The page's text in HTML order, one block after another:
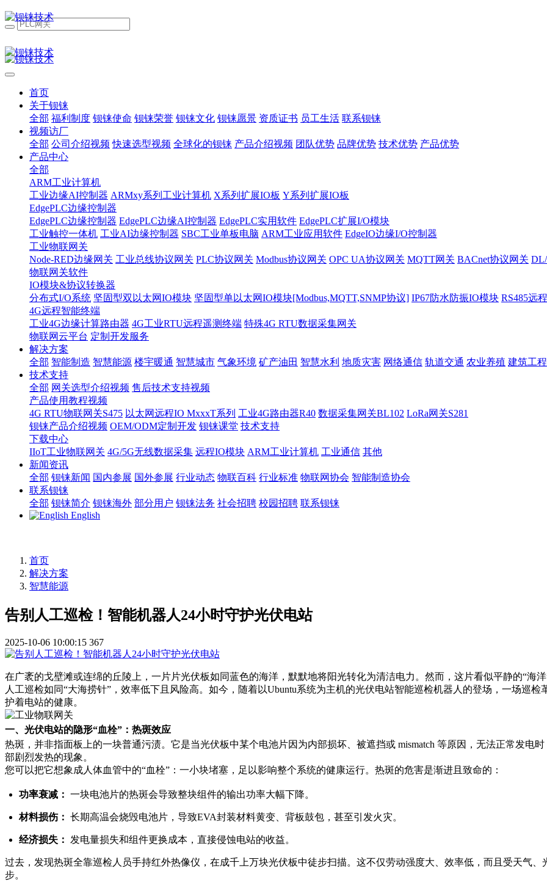
首页
关于钡铼
全部 福利制度 钡铼使命 钡铼荣誉 钡铼文化 钡铼愿景 资质证书 员工生活 联系钡铼
视频访厂
全部 公司介绍视频 快速选型视频 全球化的钡铼 产品介绍视频 团队优势 品牌优势 技术优势 产品优势
产品中心
全部
ARM工业计算机
工业边缘AI控制器 ARMxy系列工业计算机 X系列扩展IO板 Y系列扩展IO板
EdgePLC边缘控制器
EdgePLC边缘控制器 EdgePLC边缘AI控制器 EdgePLC实用软件 EdgePLC扩展I/O模块
工业触控一体机 工业AI边缘控制器 SBC工业单板电脑 ARM工业应用软件 EdgeIO边缘I/O控制器
工业物联网关
Node-RED边缘网关 工业总线协议网关 PLC协议网关 Modbus协议网关 OPC UA协议网关 MQTT网关 BACnet协议网关
物联网关软件
IO模块&协议转换器
分布式I/O系统 坚固型双以太网IO模块 坚固型单以太网IO模块[Modbus,MQTT,SNMP协议] IP67防水防振IO模块 RS485远
4G远程智能终端
工业4G边缘计算路由器 4G工业RTU远程遥测终端 特殊4G RTU数据采集网关
物联网云平台 定制开发服务
解决方案
全部 智能制造 智慧能源 楼宇暖通 智慧城市 气象环境 矿产油田 智慧水利 地质灾害 网络通信 轨道交通 农业养殖 建筑工程
技术支持
全部 网关选型介绍视频 售后技术支持视频
产品使用教程视频
4G RTU物联网关S475 以太网远程IO MxxxT系列 工业4G路由器R40 数据采集网关BL102 LoRa网关S281
钡铼产品介绍视频 OEM/ODM定制开发 钡铼课堂 技术支持
下载中心
IIoT工业物联网关 4G/5G无线数据采集 远程IO模块 ARM工业计算机 工业通信 其他
新闻资讯
全部 钡铼新闻 国内参展 国外参展 行业动态 物联百科 行业标准 物联网协会 智能制造协会
联系钡铼
全部 钡铼简介 钡铼海外 部分用户 钡铼法务 社会招聘 校园招聘 联系钡铼
English
首页
解决方案
智慧能源
告别人工巡检！智能机器人24小时守护光伏电站
2025-10-06 10:00:15 367
在广袤的戈壁滩或连绵的丘陵上，一片片光伏板如同蓝色的海洋，默默地将阳光转化为清洁电力。然而，这片看似平静的“
人工巡检如同“大海捞针”，效率低下且风险高。如今，随着以Ubuntu系统为主机的光伏电站智能巡检机器人的登场，一场巡
护着电站的健康。
一、光伏电站的隐形“血栓”：热斑效应
热斑，并非指面板上的一块普通污渍。它是当光伏板中某个电池片因为内部损坏、被遮挡或 mismatch 等原因，无法正常发电
部剧烈发热的现象。
您可以把它想象成人体血管中的“血栓”：一小块堵塞，足以影响整个系统的健康运行。热斑的危害是渐进且致命的：
功率衰减： 一块电池片的热斑会导致整块组件的输出功率大幅下降。
材料损伤： 长期高温会烧毁电池片，导致EVA封装材料黄变、背板鼓包，甚至引发火灾。
经济损失： 发电量损失和组件更换成本，直接侵蚀电站的收益。
过去，发现热斑全靠巡检人员手持红外热像仪，在成千上万块光伏板中徒步扫描。这不仅劳动强度大、效率低，而且受天气
步。